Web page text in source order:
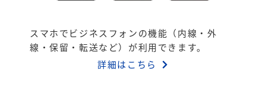
スマホでビジネスフォンの機能（内線・外
線・保留・転送など）が利用できます。
詳細はこちら